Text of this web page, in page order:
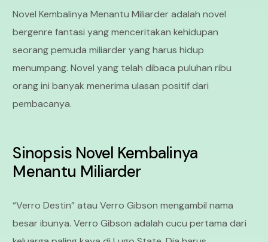
Novel Kembalinya Menantu Miliarder adalah novel
bergenre fantasi yang menceritakan kehidupan
seorang pemuda miliarder yang harus hidup
menumpang. Novel yang telah dibaca puluhan ribu
orang ini banyak menerima ulasan positif dari
pembacanya.
Sinopsis Novel Kembalinya
Menantu Miliarder
“Verro Destin” atau Verro Gibson mengambil nama
besar ibunya. Verro Gibson adalah cucu pertama dari